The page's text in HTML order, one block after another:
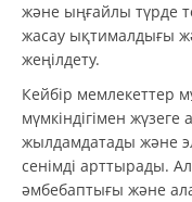
және ыңғайлы түрде
жасау ықтималдығы
жеңілдету.
Кейбір мемлекеттер
мүмкіндігімен
жылдамдатады және
сенімді арттырады.
әмбебаптығы және